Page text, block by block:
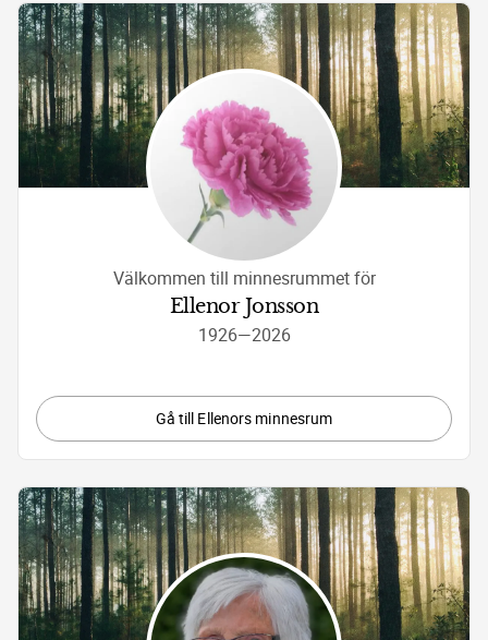
Välkommen till minnesrummet för
Ellenor Jonsson
1926—2026
Gå till Ellenors minnesrum